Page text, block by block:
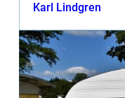
Karl Lindgren